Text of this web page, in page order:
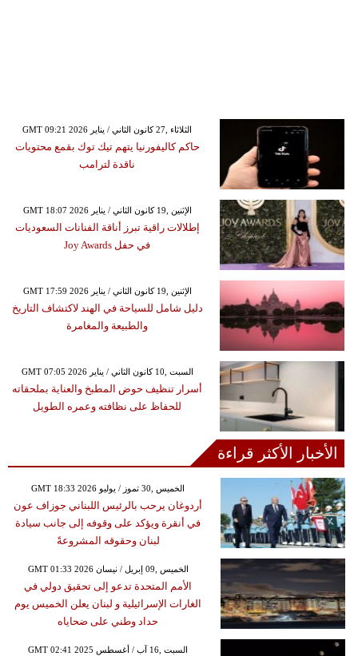
GMT 09:21 2026 الثلاثاء ,27 كانون الثاني / يناير
حاكم كاليفورنيا يتهم تيك توك بقمع محتويات
ناقدة لترامب
GMT 18:07 2026 الإثنين ,19 كانون الثاني / يناير
إطلالات راقية تبرز أناقة الفنانات السعوديات
في حفل Joy Awards
GMT 17:59 2026 الإثنين ,19 كانون الثاني / يناير
دليل شامل للسياحة في الهند لاكتشاف التاريخ
والطبيعة والمغامرة
GMT 07:05 2026 السبت ,10 كانون الثاني / يناير
أسرار تنظيف حوض المطبخ والعناية بملحقاته
للحفاظ على نظافته وعمره الطويل
الأخبار الأكثر قراءة
GMT 18:33 2026 الخميس ,30 تموز / يوليو
أردوغان يرحب بالرئيس اللبناني جوزاف عون
في أنقرة ويؤكد على وقوفه إلى جانب سيادة
لبنان وحقوقه المشروعةً
GMT 01:33 2026 الخميس ,09 إبريل / نيسان
الأمم المتحدة تدعو إلى تحقيق دولي في
الغارات الإسرائيلية و لبنان يعلن الخميس يوم
حداد وطني على ضحاياه
GMT 02:41 2025 السبت ,16 آب / أغسطس